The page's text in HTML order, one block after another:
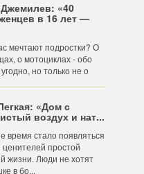
«40
в 16 лет —
мечтают подростки? О
о мотоциклах - обо
но только не о
«Дом с
воздух и нат...
время стало появляться
простой
жизни. Люди не хотят
в бо...